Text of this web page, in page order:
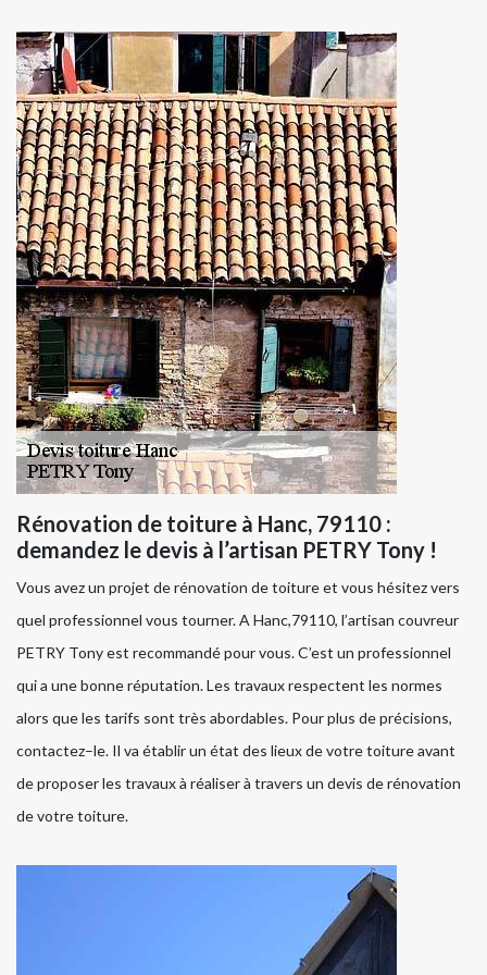
Rénovation de toiture à Hanc, 79110 :
demandez le devis à l’artisan PETRY Tony !
Vous avez un projet de rénovation de toiture et vous hésitez vers
quel professionnel vous tourner. A Hanc,79110, l’artisan couvreur
PETRY Tony est recommandé pour vous. C’est un professionnel
qui a une bonne réputation. Les travaux respectent les normes
alors que les tarifs sont très abordables. Pour plus de précisions,
contactez–le. Il va établir un état des lieux de votre toiture avant
de proposer les travaux à réaliser à travers un devis de rénovation
de votre toiture.